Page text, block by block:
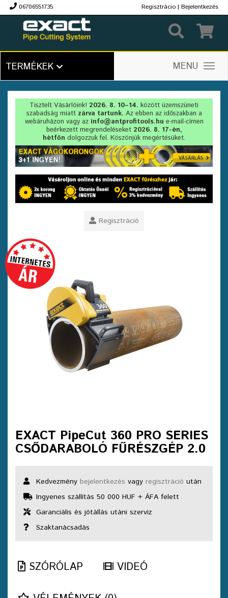
06706551735 Regisztrácio | Bejelentkezés
TERMÉKEK MENU
Tisztelt Vásárlóink! 2026. 8. 10–14. között üzemszüneti
szabadság miatt zárva tartunk. Az ebben az időszakban a
webáruházon vagy az info@antprofitools.hu e-mail-címen
beérkezett megrendeléseket 2026. 8. 17-én,
hétfőn dolgozzuk fel. Köszönjük megértésüket.
Regisztráció
EXACT PipeCut 360 PRO SERIES
CSŐDARABOLÓ FŰRÉSZGÉP 2.0
Kedvezmény bejelentkezés vagy regisztráció után
Ingyenes szállítás 50 000 HUF + ÁFA felett
Garanciális és jótállás utáni szerviz
Szaktanácsadás
SZÓRÓLAP VIDEÓ